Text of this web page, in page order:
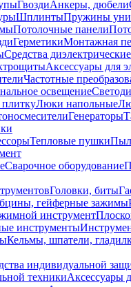
ГвоздиАнкеры, дюбели
ШплинтыПружины
Потолочные панели
ГерметикиМонтажная
Средства диэлектрические
Аксессуары для
Частотные
освещение
Люки напольные
Генераторы
Тепловые пушки
Сварочное оборудование
Головки, биты
гейферные зажимы
инструмент
инструменты
Кельмы, шпатели,
индивидуальной
техникиАксессуары